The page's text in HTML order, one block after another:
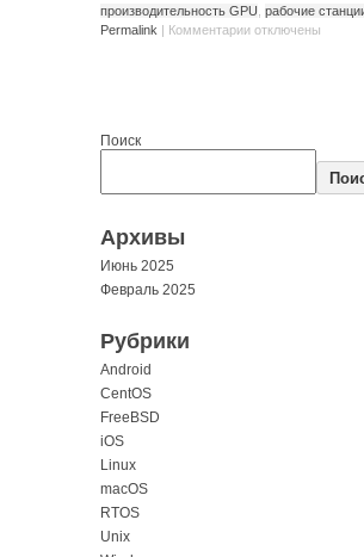
производительность GPU рабочие
Permalink | Комментарии отключены
Поиск
Архивы
Июнь 2025
Февраль 2025
Рубрики
Android
CentOS
FreeBSD
iOS
Linux
macOS
RTOS
Unix